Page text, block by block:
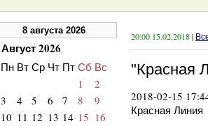
20:00 15.02.2018|
"Красная
2018-02-15
Красная Линия
8 августа 2026
Август 2026
Пн Вт Ср Чт Пт Сб Вс
1
2
3
4 5 6 7 8
9
10 11 12 13 14 15 16